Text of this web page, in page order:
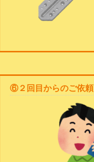
⑥２回目からのご依頼